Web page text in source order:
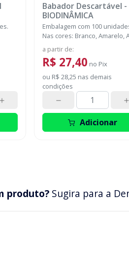
Babador Descartável -
BIODINÂMICA
Embalagem com 100
Nas cores: Branco, Amarelo,
Rosa, Verde e Misto.
a partir de:
R$ 27,40 no Pix
ou R$ 28,25 nas demais
condições
Adicionar
produto? Sugira para a